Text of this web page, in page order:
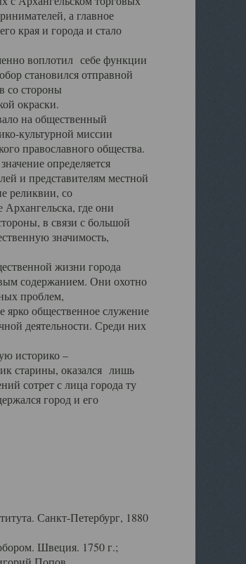
а главное
края и города и стало
воплотил себе функции
становился отправной
со стороны
окраски.
на общественный
культурной миссии
православного общества.
определяется
и представителям местной
реликвии, со
где они
в связи с большой
значимость,
жизни города
содержанием. Они охотно
проблем,
ярко общественное служение
деятельности. Среди них
историко –
старины, оказался лишь
сотрет с лица города ту
город и его
Санкт-Петербург, 1880
Швеция. 1750 г.;